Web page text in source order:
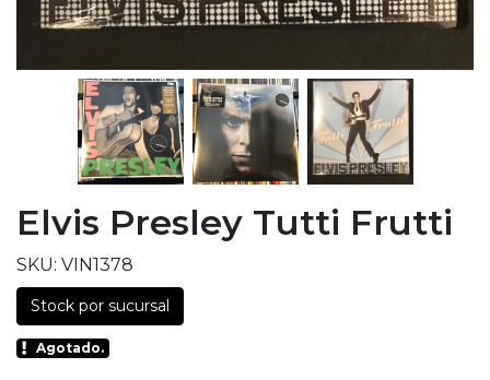
Elvis Presley Tutti Frutti
SKU: VIN1378
Stock por sucursal
Agotado.